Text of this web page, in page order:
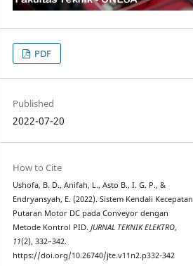
PDF
Published
2022-07-20
How to Cite
Ushofa, B. D., Anifah, L., Asto B., I. G. P., &
Endryansyah, E. (2022). Sistem Kendali Kecepatan
Putaran Motor DC pada Conveyor dengan
Metode Kontrol PID.JURNAL TEKNIK ELEKTRO,
11(2), 332–342.
https://doi.org/10.26740/jte.v11n2.p332-342